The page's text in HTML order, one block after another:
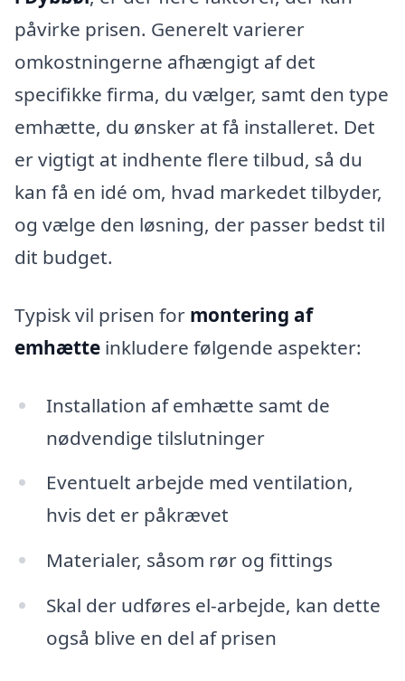
påvirke prisen. Generelt varierer
omkostningerne afhængigt af det
specifikke firma, du vælger, samt den type
emhætte, du ønsker at få installeret. Det
er vigtigt at indhente flere tilbud, så du
kan få en idé om, hvad markedet tilbyder,
og vælge den løsning, der passer bedst til
dit budget.
Typisk vil prisen for montering af
emhætte inkludere følgende aspekter:
Installation af emhætte samt de
nødvendige tilslutninger
Eventuelt arbejde med ventilation,
hvis det er påkrævet
Materialer, såsom rør og fittings
Skal der udføres el-arbejde, kan dette
også blive en del af prisen